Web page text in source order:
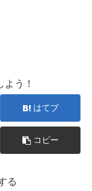
う！
はてブ
コピー
る